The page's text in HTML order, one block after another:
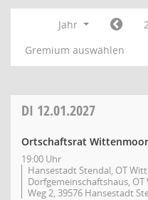
Jahr
Gremium auswählen
DI 12.01.2027
Ortschaftsrat Wittenmoor
19:00 Uhr
Hansestadt Stendal, OT
Dorfgemeinschaftshaus,
Weg 2, 39576 Hansestadt